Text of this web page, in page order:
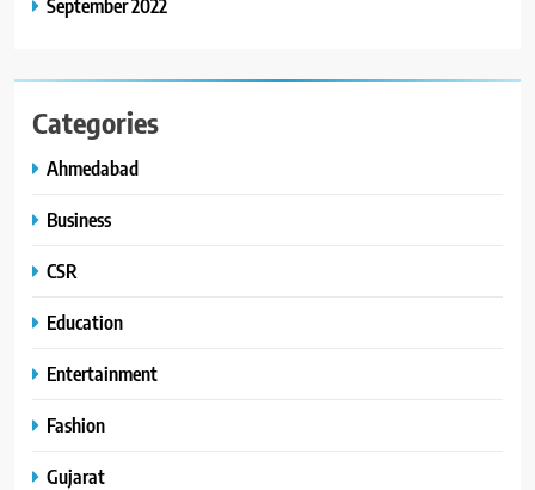
Categories
Ahmedabad
Business
CSR
Education
Entertainment
Fashion
Gujarat